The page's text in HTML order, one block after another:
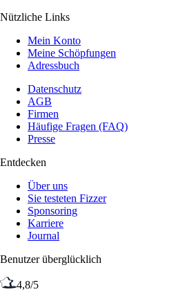
Nützliche Links
Mein Konto
Meine Schöpfungen
Adressbuch
Datenschutz
AGB
Firmen
Häufige Fragen (FAQ)
Presse
Entdecken
Über uns
Sie testeten Fizzer
Sponsoring
Karriere
Journal
Benutzer überglücklich
4,8/5